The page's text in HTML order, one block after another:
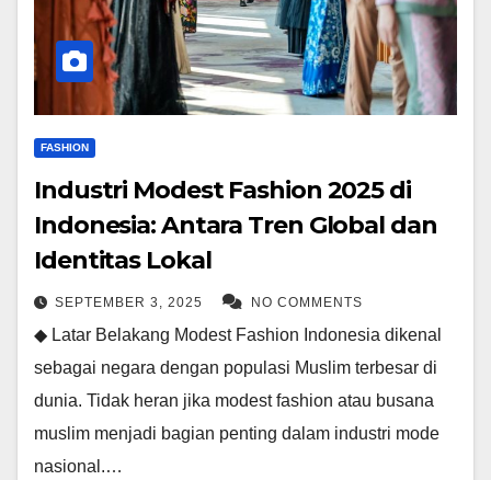
FASHION
Industri Modest Fashion 2025 di
Indonesia: Antara Tren Global dan
Identitas Lokal
SEPTEMBER 3, 2025 NO COMMENTS
◆ Latar Belakang Modest Fashion Indonesia dikenal
sebagai negara dengan populasi Muslim terbesar di
dunia. Tidak heran jika modest fashion atau busana
muslim menjadi bagian penting dalam industri mode
nasional.…